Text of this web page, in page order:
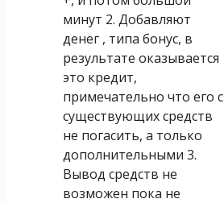
минут 2. Добавляют
денег , типа бонус, в
результате оказывается
это кредит,
примечательно что его с
существующих средств
не погасить, а только
дополнительными 3.
Вывод средств не
возможен пока не